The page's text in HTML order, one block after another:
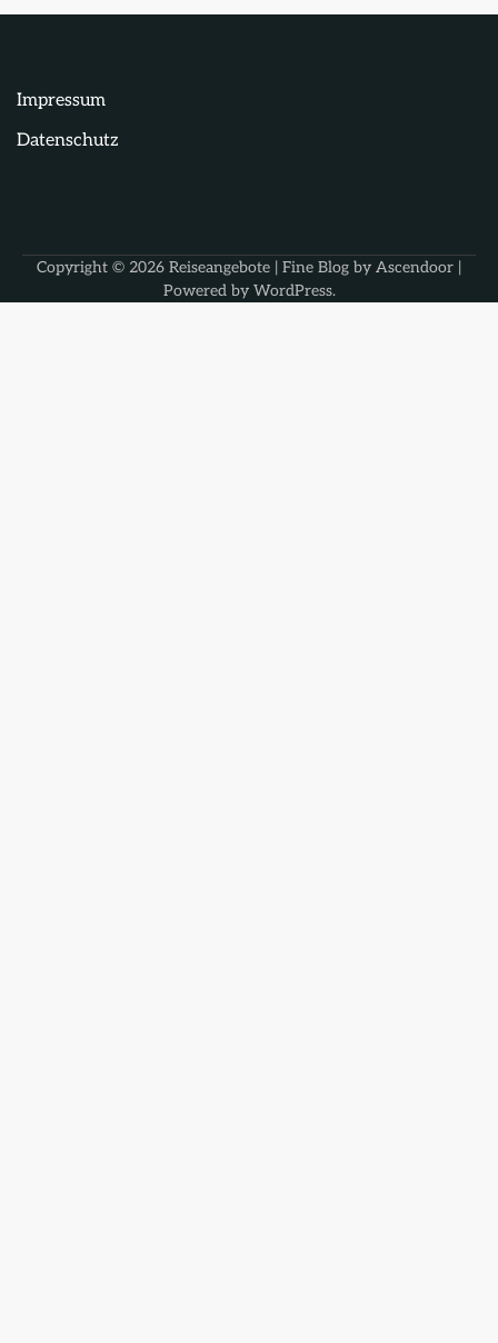
Impressum
Datenschutz
Copyright © 2026 Reiseangebote | Fine Blog by Ascendoor |
Powered by WordPress.